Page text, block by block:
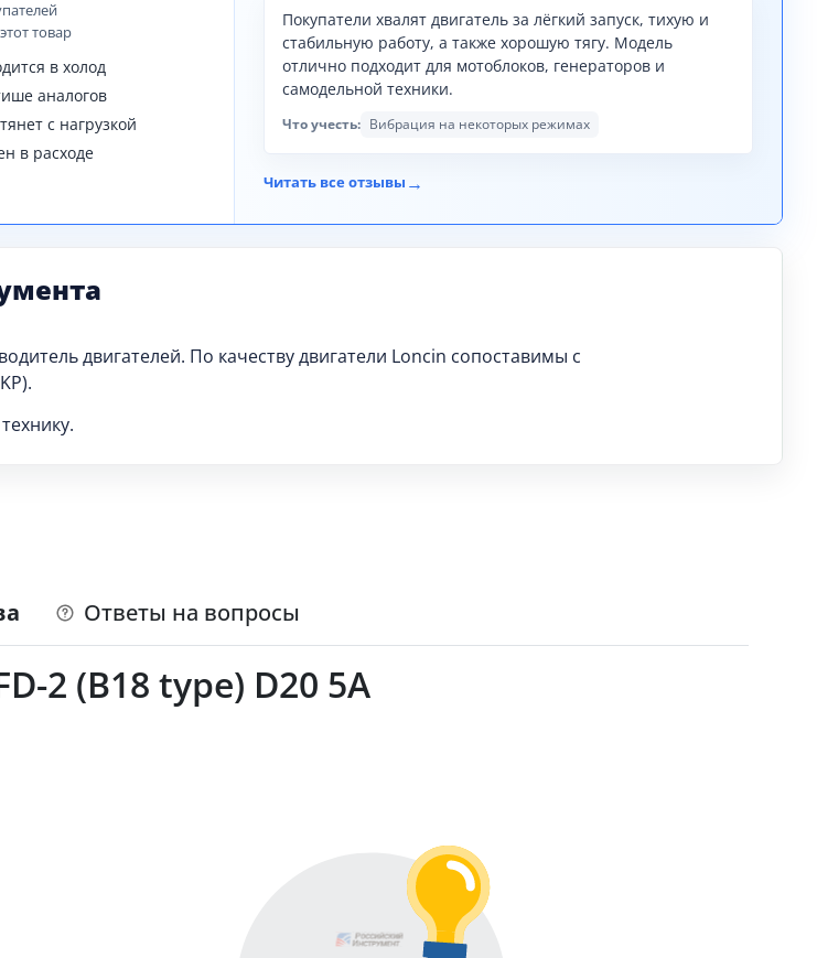
товар
в холод
аналогов
с нагрузкой
в расходе
Покупатели хвалят двигатель за лёгкий запуск, тихую и
стабильную работу, а также хорошую тягу. Модель
отлично подходит для мотоблоков, генераторов и
самодельной техники.
Что учесть: Вибрация на некоторых режимах
Читать все отзывы →
двигателей. По качеству двигатели Loncin сопоставимы с
Ответы на вопросы
2 (B18 type) D20 5А